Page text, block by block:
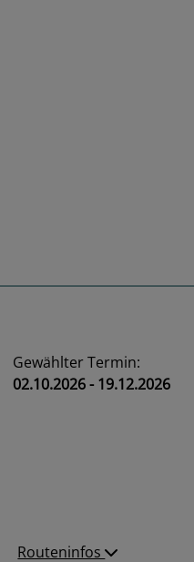
Gewählter Termin:
02.10.2026 - 19.12.2026
Routeninfos